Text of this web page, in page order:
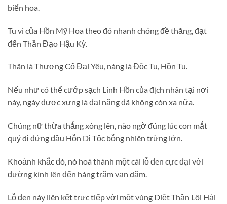
biển hoa.
Tu vi của Hồn Mỹ Hoa theo đó nhanh chóng đề thăng, đạt
đến Thần Đạo Hậu Kỳ.
Thân là Thượng Cổ Đại Yêu, nàng là Độc Tu, Hồn Tu.
Nếu như có thể cướp sạch Linh Hồn của địch nhân tại nơi
này, ngày được xưng là đại năng đã không còn xa nữa.
Chúng nữ thừa thắng xông lên, nào ngờ đúng lúc con mắt
quỷ dị đứng đầu Hỗn Dị Tộc bỗng nhiên trừng lớn.
Khoảnh khắc đó, nó hoá thành một cái lỗ đen cực đại với
đường kính lên đến hàng trăm vạn dặm.
Lỗ đen này liên kết trực tiếp với một vùng Diệt Thần Lôi Hải